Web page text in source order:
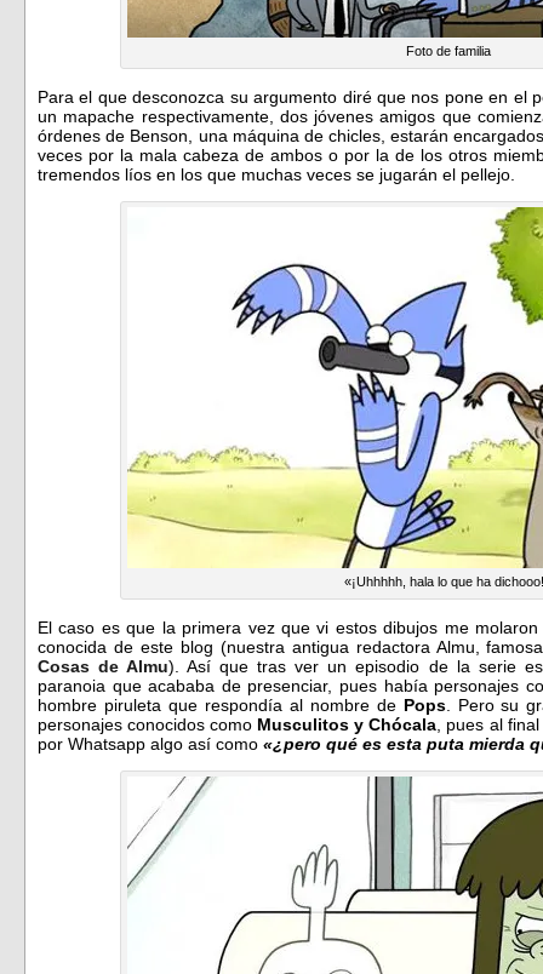
Foto de familia
Para el que desconozca su argumento diré que nos pone en el
un mapache respectivamente, dos jóvenes amigos que
órdenes de Benson, una máquina de chicles, estarán
veces por la mala cabeza de ambos o por la de los otros
tremendos líos en los que muchas veces se jugarán el pellejo.
«¡Uhhhhh, hala lo que ha
El caso es que la primera vez que vi estos dibujos me
conocida de este blog (nuestra antigua redactora Almu,
Cosas de Almu). Así que tras ver un episodio de la serie
paranoia que acababa de presenciar, pues había personajes
hombre piruleta que respondía al nombre de Pops. Pero su
personajes conocidos como Musculitos y Chócala , pues al
por Whatsapp algo así como «¿pero qué es esta puta mierda